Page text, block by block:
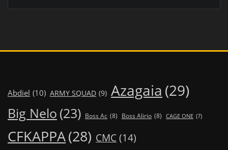
Abdiel (10) ARMY SQUAD (9) Azagaia (29)
Big Nelo (23) Boss Ac (8) Boss Alirio (8) CAGE ONE (7)
CFKAPPA(28) CMC (14)